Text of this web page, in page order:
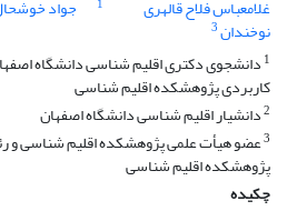
غلامعباس فلاح قالهری
1 جواد
نوخندان3
1 دانشجوی دکتری اقلیم شناسی دانشگاه
کاربردی پژوهشکده اقلیم شناسی
2دانشیار اقلیم شناسی دانشگاه اصفهان
3عضو هیأت علمی پژوهشکده اقلیم شناسی و
پژوهشکده اقلیم شناسی
چکیده